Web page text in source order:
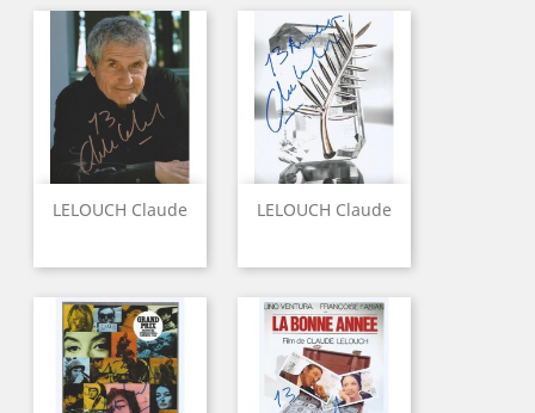
LELOUCH Claude LELOUCH Claude